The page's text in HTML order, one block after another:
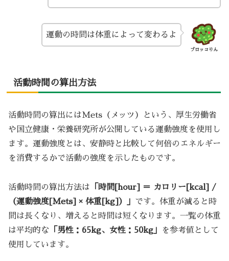
ブロッコりん
運動の時間は体重によって変わるよ
活動時間の算出方法
活動時間の算出にはMets（メッツ）という、厚生労働省
や国立健康・栄養研究所が公開している運動強度を使用し
ます。運動強度とは、安静時と比較して何倍のエネルギー
を消費するかで活動の強度を示したものです。
活動時間の算出方法は 「時間[hour] ＝ カロリー[kcal] /
（運動強度[Mets] × 体重[kg]）」 です。体重が減ると時
間は長くなり、増えると時間は短くなります。一覧の体重
は平均的な 「男性：65kg、女性：50kg」
を参考値として
使用しています。